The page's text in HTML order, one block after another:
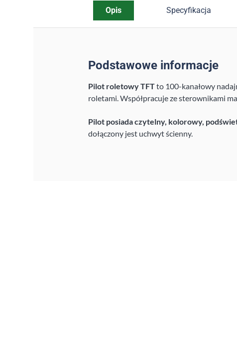
Opis Specyfikacja
Podstawowe informacje
Pilot roletowy TFTto 100-kanałowy
roletami. Współpracuje ze sterownikami
Pilot posiada czytelny, kolorowy,
dołączony jest uchwyt ścienny.